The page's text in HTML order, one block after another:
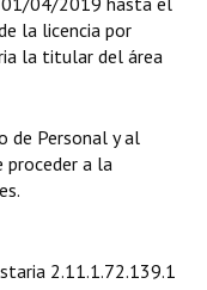
la licencia por
la titular del área
de Personal y al
proceder a la
2.11.1.72.139.1